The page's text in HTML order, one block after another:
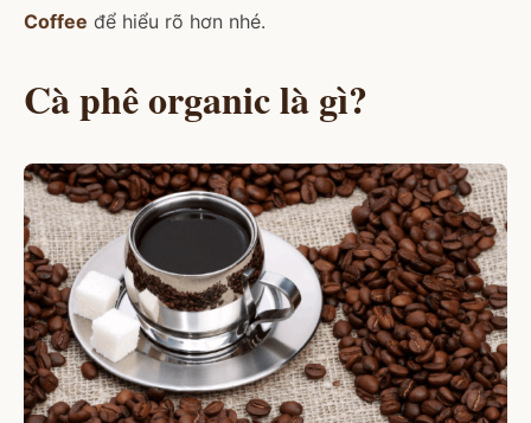
Coffee để hiểu rõ hơn nhé.
Cà phê organic là gì?